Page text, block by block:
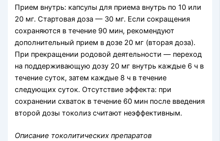
Прием внутрь: капсулы для приема внутрь по 10 или
20 мг. Стартовая доза — 30 мг. Если сокращения
сохраняются в течение 90 мин, рекомендуют
дополнительный прием в дозе 20 мг (вторая доза).
При прекращении родовой деятельности — переход
на поддерживающую дозу 20 мг внутрь каждые 6 ч в
течение суток, затем каждые 8 ч в течение
следующих суток. Отсутствие эффекта: при
сохранении схваток в течение 60 мин после введения
второй дозы токолиз считают неэффективным.
Описание токолитических препаратов